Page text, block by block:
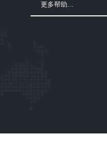
更多帮助...